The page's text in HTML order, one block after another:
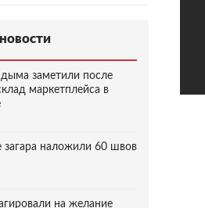
заметили после
маркетплейса в
наложили 60 швов
на желание